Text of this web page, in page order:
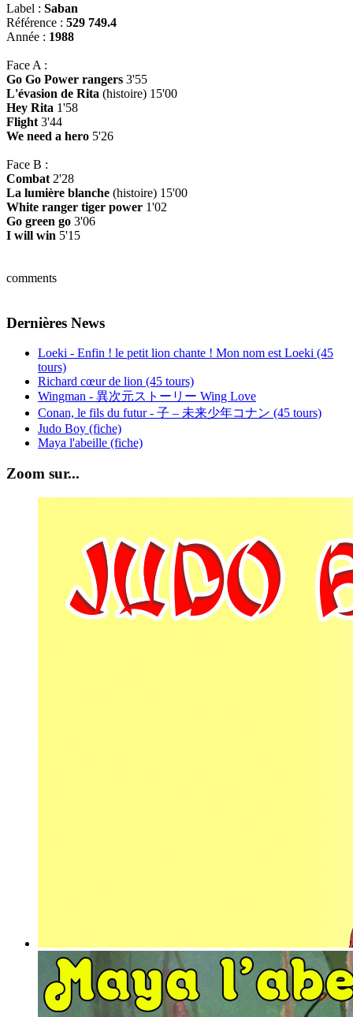
Label : Saban
Référence : 529 749.4
Année : 1988
Face A :
Go Go Power rangers 3'55
L'évasion de Rita (histoire) 15'00
Hey Rita 1'58
Flight 3'44
We need a hero 5'26
Face B :
Combat 2'28
La lumière blanche (histoire) 15'00
White ranger tiger power 1'02
Go green go 3'06
I will win 5'15
comments
Dernières News
Loeki - Enfin ! le petit lion chante ! Mon nom est Loeki (45
tours)
Richard cœur de lion (45 tours)
Wingman - 異次元ストーリー Wing Love
Conan, le fils du futur - 子 – 未来少年コナン (45 tours)
Judo Boy (fiche)
Maya l'abeille (fiche)
Zoom sur...